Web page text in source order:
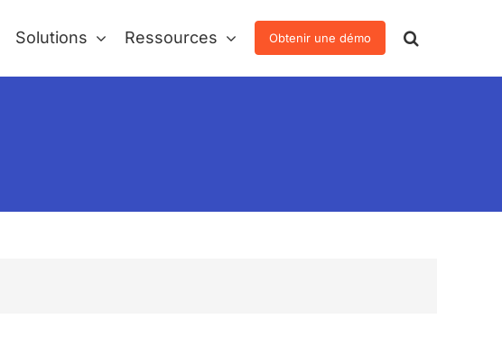
Solutions Ressources Obtenir une démo